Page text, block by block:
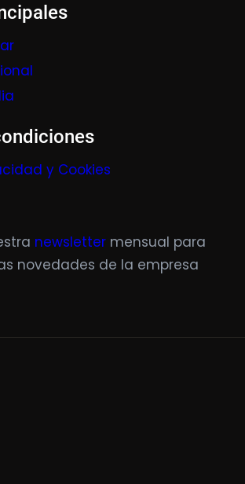
y Cookies
newsletter mensual para
novedades de la empresa